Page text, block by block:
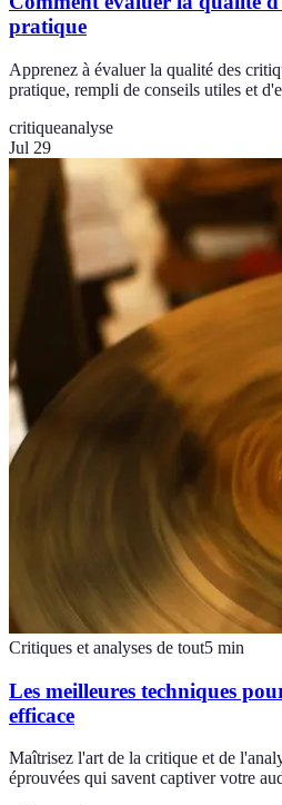
pratique
Apprenez à évaluer la qualité des
pratique, rempli de conseils utiles et
critiqueanalyse
Jul 29
Critiques et analyses de tout5 min
Les meilleures techniques
efficace
Maîtrisez l'art de la critique et de
éprouvées qui savent captiver votre